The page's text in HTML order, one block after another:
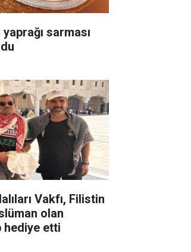
sarması
Vakfı, Filistin
olan
hediye etti